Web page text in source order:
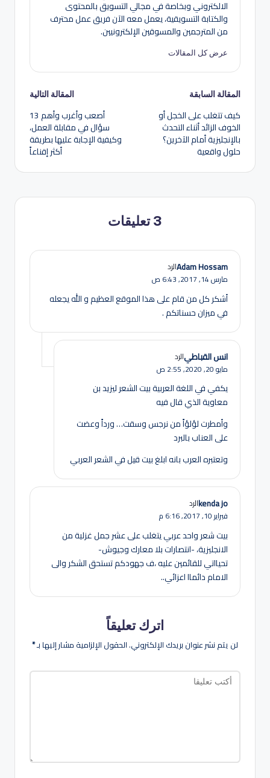
الالكتروني وبخاصة في مجالي التسويق بالمحتوى
والكتابة التسويقية، يعمل معه الآن فريق عمل محترف
من المترجمين والمسوقين الإلكترونيين.
عرض كل المقالات
تصفّح
المقالات
المقالة السابقة
كيف تتغلب على الخجل أو
الخوف الزائد أثناء التحدث
بالإنجليزية أمام الآخرين؟
حلول واقعية
المقالة التالية
أصعب وأغرب وأهم 13
سؤال في مقابلة العمل،
وكيفية الإجابة عليها بطريقة
أكثر إقناعاً
3 تعليقات
Adam Hossamالرد
مارس 14, 2017,
6:43 ص
أشكر كل من قام على هذا الموقع العظيم و الله يجعله
في ميزان حسناتكم .
انس القباطيالرد
مايو 20, 2020,
2:55 ص
يكفي في اللغة العربية بيت الشعر ليزيد بن
معاوية الذي قال فيه
وأمطرت لؤلؤاً من نرجس وسقت… ورداً وعضت
على العناب بالبرد
وتعتبره العرب بانه ابلغ بيت قيل في الشعر العربي
kenda joالرد
فبراير 10, 2017,
6:16 م
بيت شعر واحد عربي يتغلب على عشر جمل غزلية من
الانجليزية، -انتصارات بلا معارك وجيوش-
تحيااتي للقائمين عليه ،ف جهودكم تستحق الشكر والى
الامام دائماا اعزائي..
اترك تعليقاً
لن يتم نشر عنوان بريدك الإلكتروني.الحقول الإلزامية مشار إليها بـ*